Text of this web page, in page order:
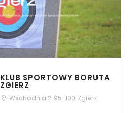
KLUB SPORTOWY BORUTA
ZGIERZ
Wschodnia 2, 95-100, Zgierz